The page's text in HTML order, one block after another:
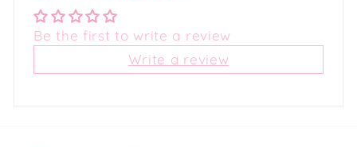
Be the first to write a review
Write a review